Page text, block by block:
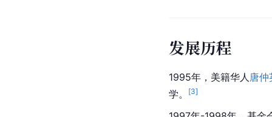
发展历程
1995年，美籍华人 唐仲
学。
[3]